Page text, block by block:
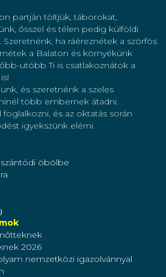
partján töltjük, táborokat,
ősszel és télen pedig külföldi
ha ráéreznétek a szörfös
a Balaton és környékünk
utóbb Ti is csatlakoznátok a
és szeretnénk a szeles
több embernek átadni.
és az oktatás során
igyekszünk elérni.
szántódi öbölbe
2026
nemzetközi igazolvánnyal